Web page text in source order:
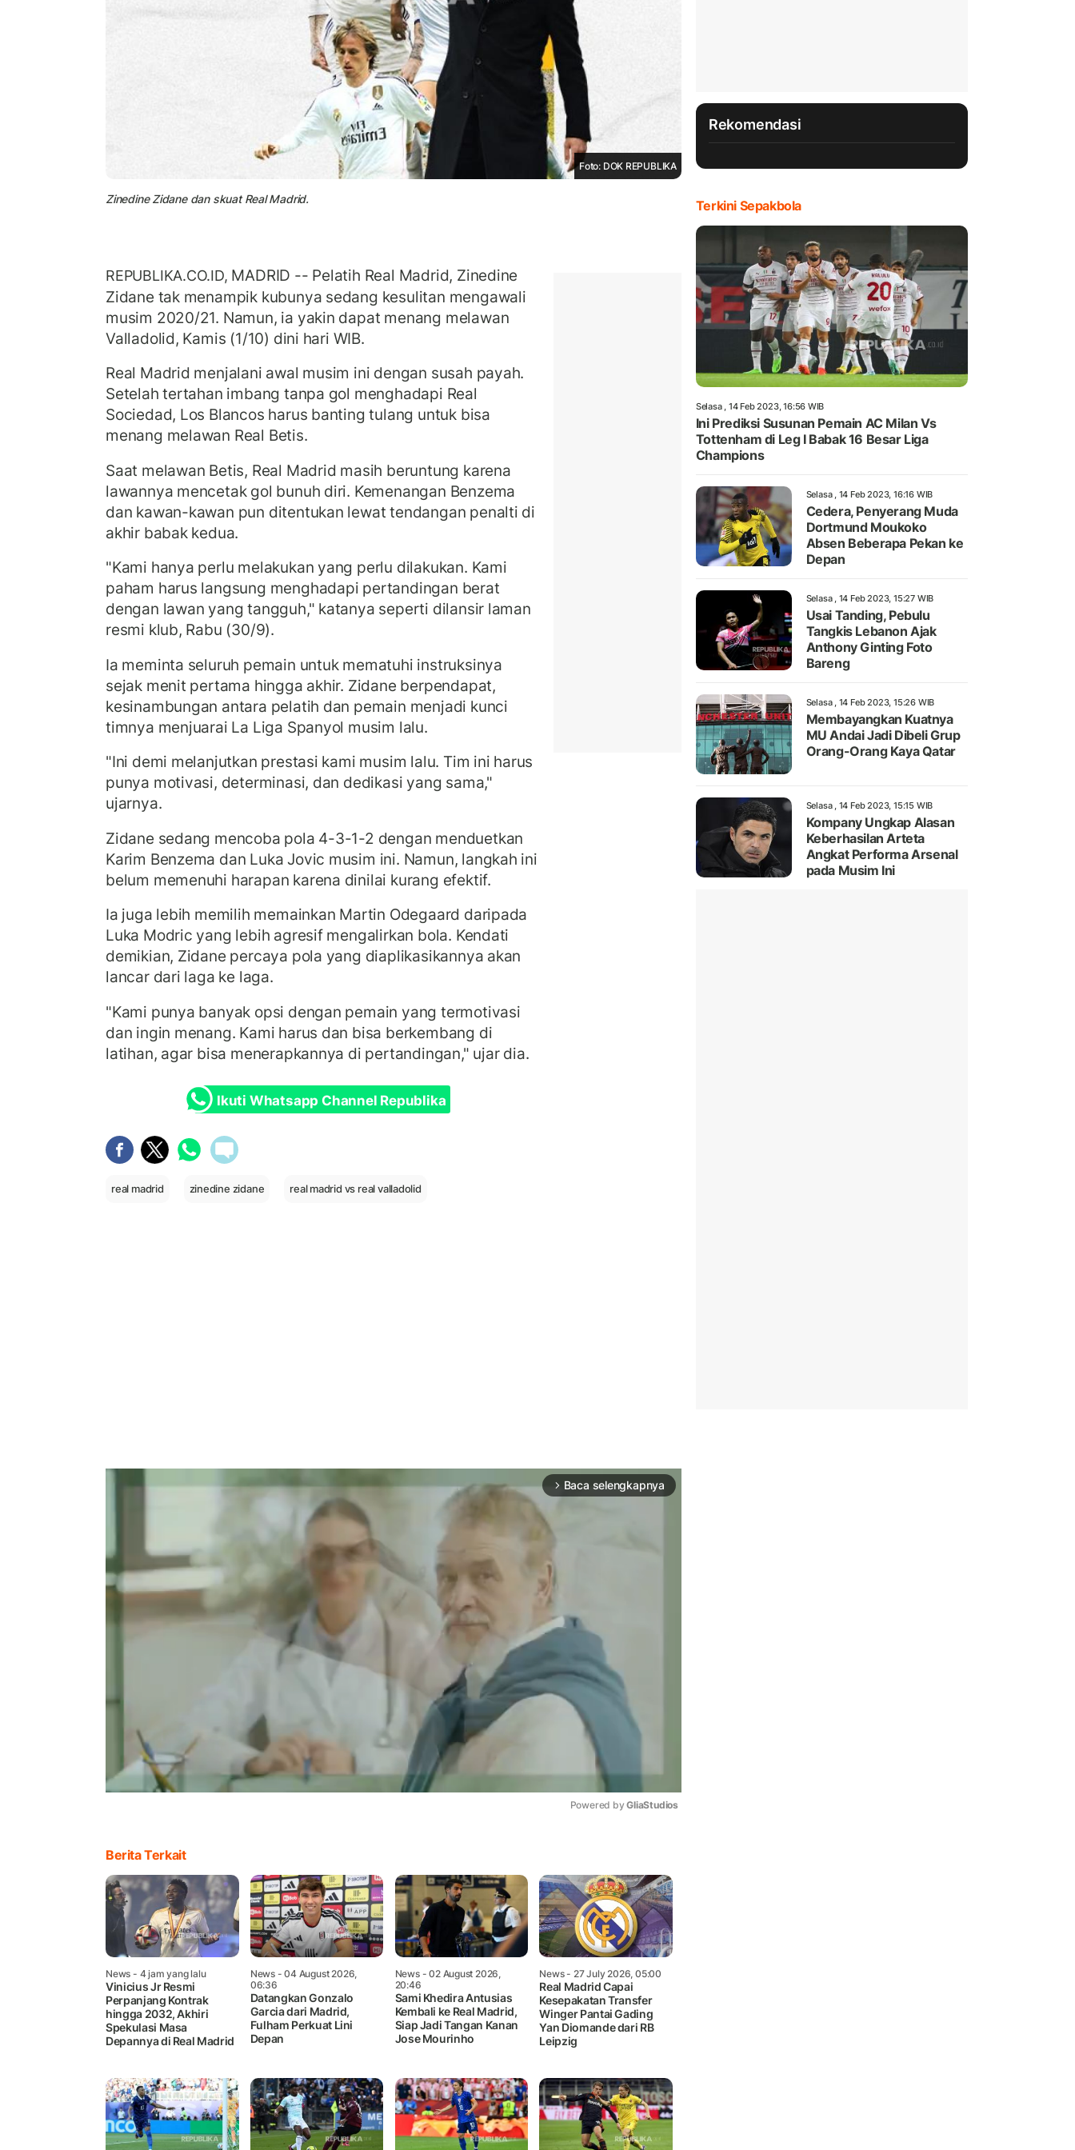
Foto: DOK REPUBLIKA
Zinedine Zidane dan skuat Real Madrid.
REPUBLIKA.CO.ID, MADRID -- Pelatih Real Madrid, Zinedine
Zidane tak menampik kubunya sedang kesulitan mengawali
musim 2020/21. Namun, ia yakin dapat menang melawan
Valladolid, Kamis (1/10) dini hari WIB.
Real Madrid menjalani awal musim ini dengan susah payah.
Setelah tertahan imbang tanpa gol menghadapi Real
Sociedad, Los Blancos harus banting tulang untuk bisa
menang melawan Real Betis.
Saat melawan Betis, Real Madrid masih beruntung karena
lawannya mencetak gol bunuh diri. Kemenangan Benzema
dan kawan-kawan pun ditentukan lewat tendangan penalti di
akhir babak kedua.
"Kami hanya perlu melakukan yang perlu dilakukan. Kami
paham harus langsung menghadapi pertandingan berat
dengan lawan yang tangguh," katanya seperti dilansir laman
resmi klub, Rabu (30/9).
Ia meminta seluruh pemain untuk mematuhi instruksinya
sejak menit pertama hingga akhir. Zidane berpendapat,
kesinambungan antara pelatih dan pemain menjadi kunci
timnya menjuarai La Liga Spanyol musim lalu.
"Ini demi melanjutkan prestasi kami musim lalu. Tim ini harus
punya motivasi, determinasi, dan dedikasi yang sama,"
ujarnya.
Zidane sedang mencoba pola 4-3-1-2 dengan menduetkan
Karim Benzema dan Luka Jovic musim ini. Namun, langkah ini
belum memenuhi harapan karena dinilai kurang efektif.
Ia juga lebih memilih memainkan Martin Odegaard daripada
Luka Modric yang lebih agresif mengalirkan bola. Kendati
demikian, Zidane percaya pola yang diaplikasikannya akan
lancar dari laga ke laga.
"Kami punya banyak opsi dengan pemain yang termotivasi
dan ingin menang. Kami harus dan bisa berkembang di
latihan, agar bisa menerapkannya di pertandingan," ujar dia.
Ikuti Whatsapp Channel Republika
real madrid zinedine zidane real madrid vs real valladolid
arrow_forward_ios Baca selengkapnya
Powered by GliaStudios
Berita Terkait
News - 4 jam yang lalu
Vinicius Jr Resmi
Perpanjang Kontrak
hingga 2032, Akhiri
Spekulasi Masa
Depannya di Real Madrid
News- 04 August 2026,
06:36
Datangkan Gonzalo
Garcia dari Madrid,
Fulham Perkuat Lini
Depan
News- 02 August 2026,
20:46
Sami Khedira Antusias
Kembali ke Real Madrid,
Siap Jadi Tangan Kanan
Jose Mourinho
News- 27 July 2026, 05:00
Real Madrid Capai
Kesepakatan Transfer
Winger Pantai Gading
Yan Diomande dari RB
Leipzig
Rekomendasi
Terkini Sepakbola
Selasa , 14 Feb 2023, 16:56 WIB
Ini Prediksi Susunan Pemain AC Milan Vs
Tottenham di Leg I Babak 16 Besar Liga
Champions
Selasa , 14 Feb 2023, 16:16 WIB
Cedera, Penyerang Muda
Dortmund Moukoko
Absen Beberapa Pekan ke
Depan
Selasa , 14 Feb 2023, 15:27 WIB
Usai Tanding, Pebulu
Tangkis Lebanon Ajak
Anthony Ginting Foto
Bareng
Selasa , 14 Feb 2023, 15:26 WIB
Membayangkan Kuatnya
MU Andai Jadi Dibeli Grup
Orang-Orang Kaya Qatar
Selasa , 14 Feb 2023, 15:15 WIB
Kompany Ungkap Alasan
Keberhasilan Arteta
Angkat Performa Arsenal
pada Musim Ini